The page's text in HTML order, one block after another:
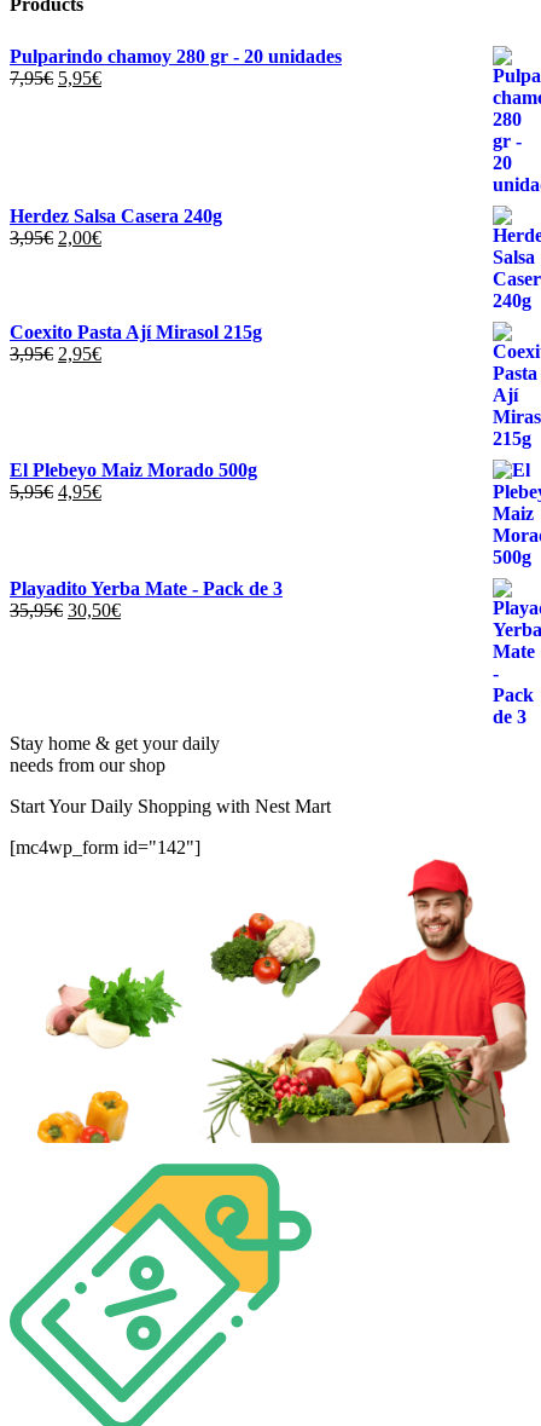
Pulparindo chamoy 280 gr - 20 unidades
7,95€ El
5,95€El
Herdez Salsa Casera 240g
3,95€ El
3,95€.
2,00€El
2,00€.
Coexito Pasta Ají Mirasol 215g
3,95€ El
2,95€El
El Plebeyo Maiz Morado 500g
5,95€ El
5,95€.
4,95€El
4,95€.
Playadito Yerba Mate - Pack de 3
35,95€ El
30,50€El
Stay home & get your daily
needs from our shop
Start Your Daily Shopping with Nest Mart
[mc4wp_form id="142"]